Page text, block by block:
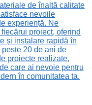
de înaltă calitate
nevoile
experiență. Ne
proiect, oferind
și instalare rapidă în
20 de ani de
proiecte realizate,
care ai nevoie pentru
în comunitatea ta.